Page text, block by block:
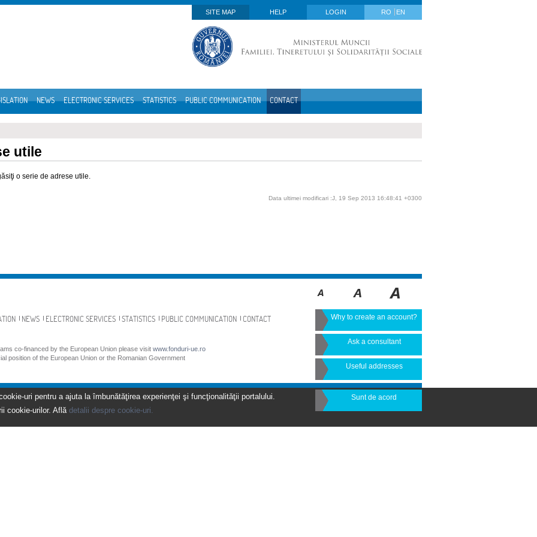
SITE MAP
HELP LOGIN RO EN
NEWS ELECTRONIC SERVICES STATISTICS PUBLIC COMMUNICATION CONTACT
utile
o serie de adrese utile.
Data ultimei modificari :J, 19 Sep 2013 16:48:41 +0300
NEWS ELECTRONIC SERVICES STATISTICS PUBLIC COMMUNICATION CONTACT
co-financed by the European Union please visit www.fonduri-ue.ro
position of the European Union or the Romanian Government
Why to create an account?
Ask a consultant
Useful addresses
uri pentru a ajuta la îmbunătăţirea experienţei şi funcţionalităţii portalului.
cookie-urilor. Află detalii despre cookie-uri.
Sunt de acord